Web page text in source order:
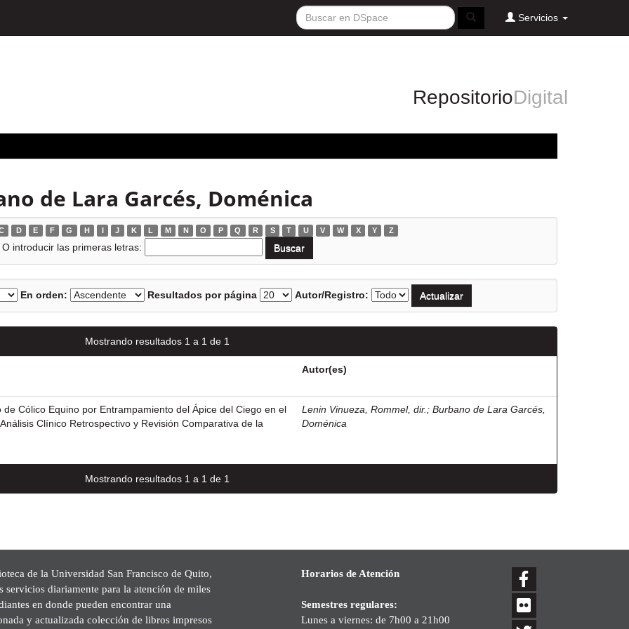
Servicios
RepositorioDigital
de Lara Garcés, Doménica
D E F G H I J K L M N O P Q R S T U V W X Y Z
O introducir las primeras letras:
En orden: Resultados por página Autor/Registro:
Mostrando resultados 1 a 1 de 1
Autor(es)
de Cólico Equino por Entrampamiento del Ápice del Ciego en el
Clínico Retrospectivo y Revisión Comparativa de la
Lenin Vinueza, Rommel, dir. ; Burbano de Lara Garcés,
Doménica
Mostrando resultados 1 a 1 de 1
de la Universidad San Francisco de Quito,
servicios diariamente para la atención de miles
en donde pueden encontrar una
y actualizada colección de libros impresos
Horarios de Atención
Semestres regulares:
Lunes a viernes: de 7h00 a 21h00